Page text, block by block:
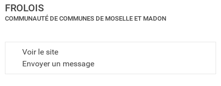
FROLOIS
COMMUNAUTÉ DE COMMUNES DE MOSELLE ET MADON
Voir le site
Envoyer un message